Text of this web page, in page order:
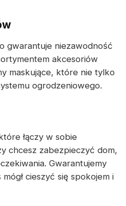
gwarantuje niezawodność
akcesoriów
maskujące, które nie tylko
ogrodzeniowego.
łączy w sobie
chcesz zabezpieczyć dom,
Gwarantujemy
cieszyć się spokojem i